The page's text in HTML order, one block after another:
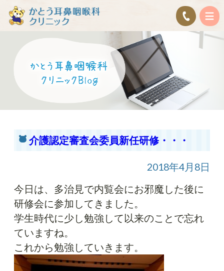
介護認定審査会委員新任研修・・・
2018年4月8日
今日は、多治見で内覧会にお邪魔した後に
研修会に参加してきました。
学生時代に少し勉強して以来のことで忘れ
ていますね。
これから勉強していきます。